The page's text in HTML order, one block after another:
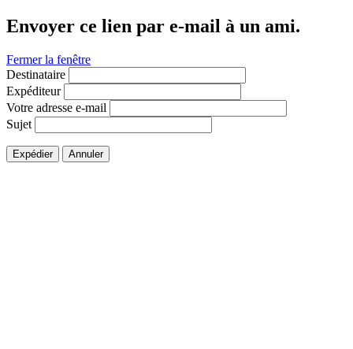
Envoyer ce lien par e-mail à un ami.
Fermer la fenêtre
Destinataire
Expéditeur
Votre adresse e-mail
Sujet
Expédier Annuler